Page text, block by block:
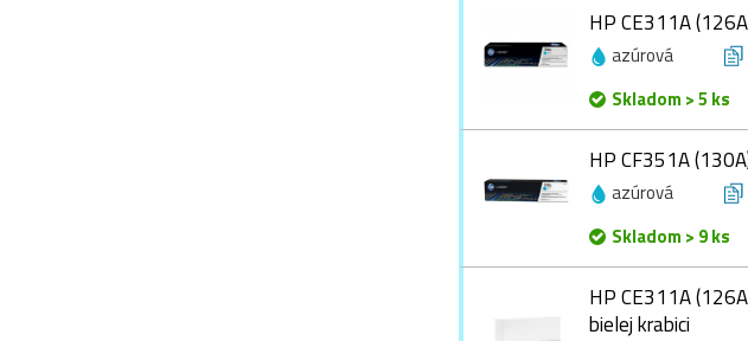
HP CE311A
azúrová
Skladom > 5 ks
HP CF351A
azúrová
Skladom > 9 ks
HP CE311A
bielej krabici